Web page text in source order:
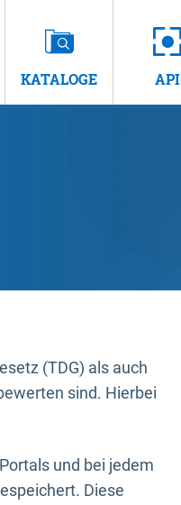
KATALOGE API
(TDG) als auch
sind. Hierbei
und bei jedem
Diese